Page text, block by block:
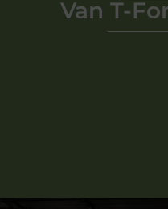
Van T-